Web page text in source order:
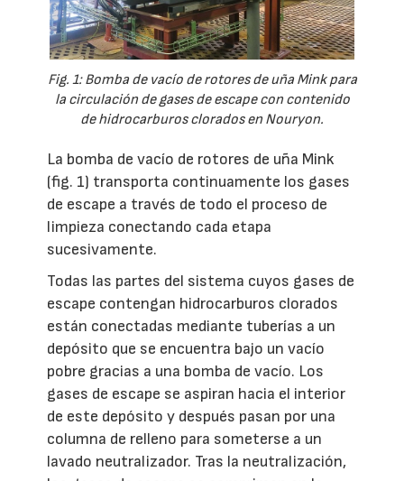
Fig. 1: Bomba de vacío de rotores de uña Mink para
la circulación de gases de escape con contenido
de hidrocarburos clorados en Nouryon.
La bomba de vacío de rotores de uña Mink
(fig. 1) transporta continuamente los gases
de escape a través de todo el proceso de
limpieza conectando cada etapa
sucesivamente.
Todas las partes del sistema cuyos gases de
escape contengan hidrocarburos clorados
están conectadas mediante tuberías a un
depósito que se encuentra bajo un vacío
pobre gracias a una bomba de vacío. Los
gases de escape se aspiran hacia el interior
de este depósito y después pasan por una
columna de relleno para someterse a un
lavado neutralizador. Tras la neutralización,